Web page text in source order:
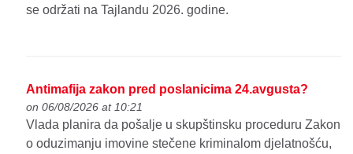
se održati na Tajlandu 2026. godine.
Antimafija zakon pred poslanicima 24.avgusta?
on 06/08/2026 at 10:21
Vlada planira da pošalje u skupštinsku proceduru Zakon
o oduzimanju imovine stečene kriminalom djelatnošću,